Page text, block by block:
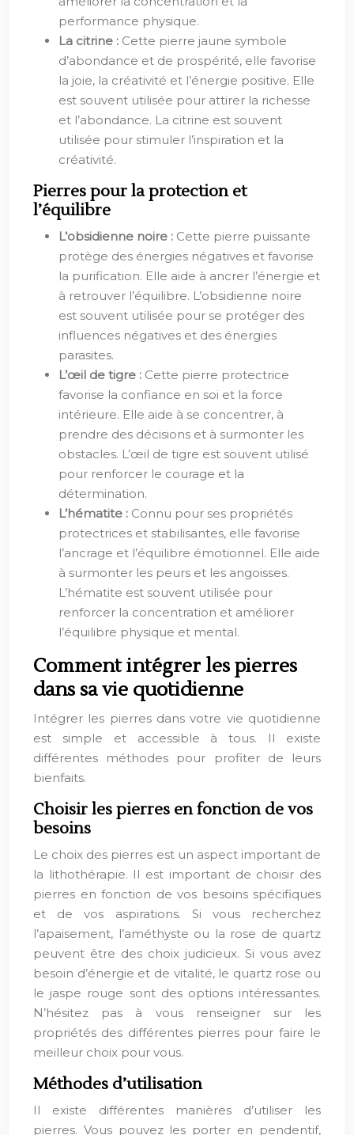
performance physique.
La citrine : Cette pierre jaune symbole
d’abondance et de prospérité, elle favorise
la joie, la créativité et l’énergie positive. Elle
est souvent utilisée pour attirer la richesse
et l’abondance. La citrine est souvent
utilisée pour stimuler l’inspiration et la
créativité.
Pierres pour la protection et
l’équilibre
L’obsidienne noire : Cette pierre puissante
protège des énergies négatives et favorise
la purification. Elle aide à ancrer l’énergie et
à retrouver l’équilibre. L’obsidienne noire
est souvent utilisée pour se protéger des
influences négatives et des énergies
parasites.
L’œil de tigre : Cette pierre protectrice
favorise la confiance en soi et la force
intérieure. Elle aide à se concentrer, à
prendre des décisions et à surmonter les
obstacles. L’œil de tigre est souvent utilisé
pour renforcer le courage et la
détermination.
L’hématite : Connu pour ses propriétés
protectrices et stabilisantes, elle favorise
l’ancrage et l’équilibre émotionnel. Elle aide
à surmonter les peurs et les angoisses.
L’hématite est souvent utilisée pour
renforcer la concentration et améliorer
l’équilibre physique et mental.
Comment intégrer les pierres
dans sa vie quotidienne
Intégrer les pierres dans votre vie quotidienne
est simple et accessible à tous. Il existe
différentes méthodes pour profiter de leurs
bienfaits.
Choisir les pierres en fonction de vos
besoins
Le choix des pierres est un aspect important de
la lithothérapie. Il est important de choisir des
pierres en fonction de vos besoins spécifiques
et de vos aspirations. Si vous recherchez
l’apaisement, l’améthyste ou la rose de quartz
peuvent être des choix judicieux. Si vous avez
besoin d’énergie et de vitalité, le quartz rose ou
le jaspe rouge sont des options intéressantes.
N’hésitez pas à vous renseigner sur les
propriétés des différentes pierres pour faire le
meilleur choix pour vous.
Méthodes d’utilisation
Il existe différentes manières d’utiliser les
pierres. Vous pouvez les porter en pendentif,